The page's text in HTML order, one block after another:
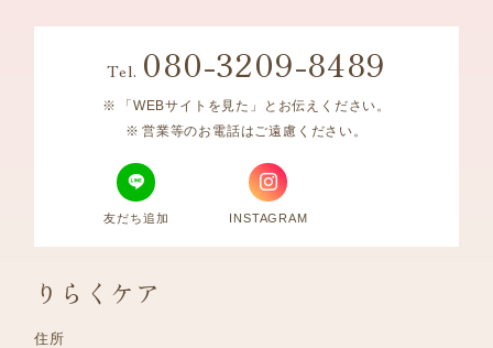
Tel. 080-3209-8489
「WEBサイトを見た」とお伝えください。
営業等のお電話はご遠慮ください。
友だち追加 INSTAGRAM
りらくケア
住所